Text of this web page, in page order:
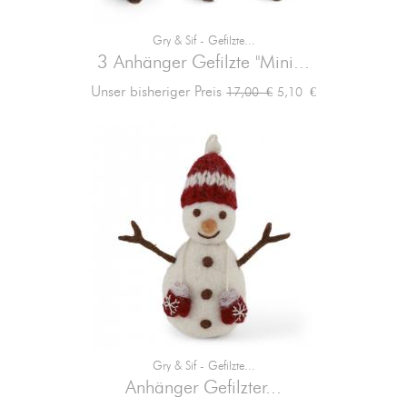
Gry & Sif - Gefilzte...
3 Anhänger Gefilzte "Mini...
Unser bisheriger Preis Verkaufspreis
17,00 € Preis
5,10 €
Gry & Sif - Gefilzte...
Anhänger Gefilzter...